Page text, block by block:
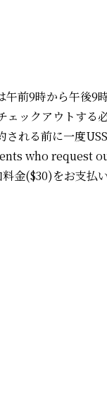
前9時から午後9
ェックアウトする
れる前に一度
who request
金($30)をお支払